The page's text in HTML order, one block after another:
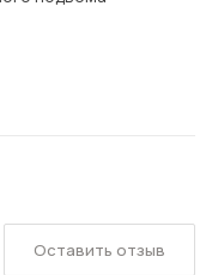
Оставить отзыв